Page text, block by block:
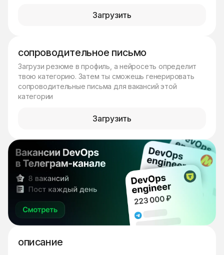
Загрузить
сопроводительное письмо
Загрузи резюме в профиль, а нейросеть определит
твою категорию. Затем ты сможешь генерировать
сопроводительные письма для вакансий этой
категории
Загрузить
описание